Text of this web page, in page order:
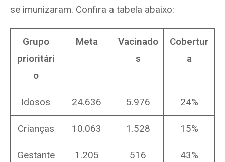
se imunizaram. Confira a tabela abaixo:
Grupo
prioritári
o
Meta
Vacinado
s
Cobertur
a
Idosos 24.636 5.976 24%
Crianças 10.063 1.528 15%
Gestante
1.205 516 43%